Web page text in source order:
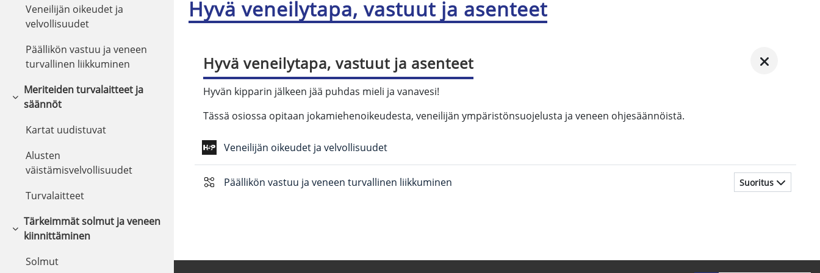
Hyvä veneilytapa, vastuut ja asenteet
Hyvä veneilytapa, vastuut ja asenteet
Hyvän kipparin jälkeen jää puhdas mieli ja vanavesi!
Tässä osiossa opitaan jokamiehenoikeudesta, veneilijän ympäristönsuojelusta ja veneen ohjesäännöistä.
Veneilijän oikeudet ja velvollisuudet
Päällikön vastuu ja veneen turvallinen liikkuminen Suoritus
Veneilijän oikeudet ja
velvollisuudet
Päällikön vastuu ja veneen
turvallinen liikkuminen
Tiivistä
Meriteiden turvalaitteet ja
säännöt
Kartat uudistuvat
Alusten
väistämisvelvollisuudet
Turvalaitteet
Tiivistä
Tärkeimmät solmut ja veneen
kiinnittäminen
Solmut